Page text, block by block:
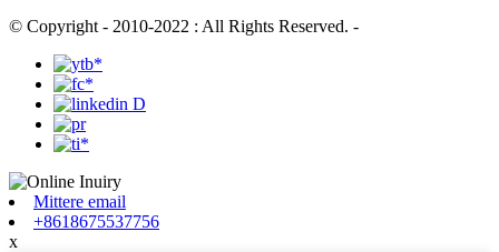
© Copyright - 2010-2022 : All Rights Reserved. -
Mittere email
+8618675537756
x